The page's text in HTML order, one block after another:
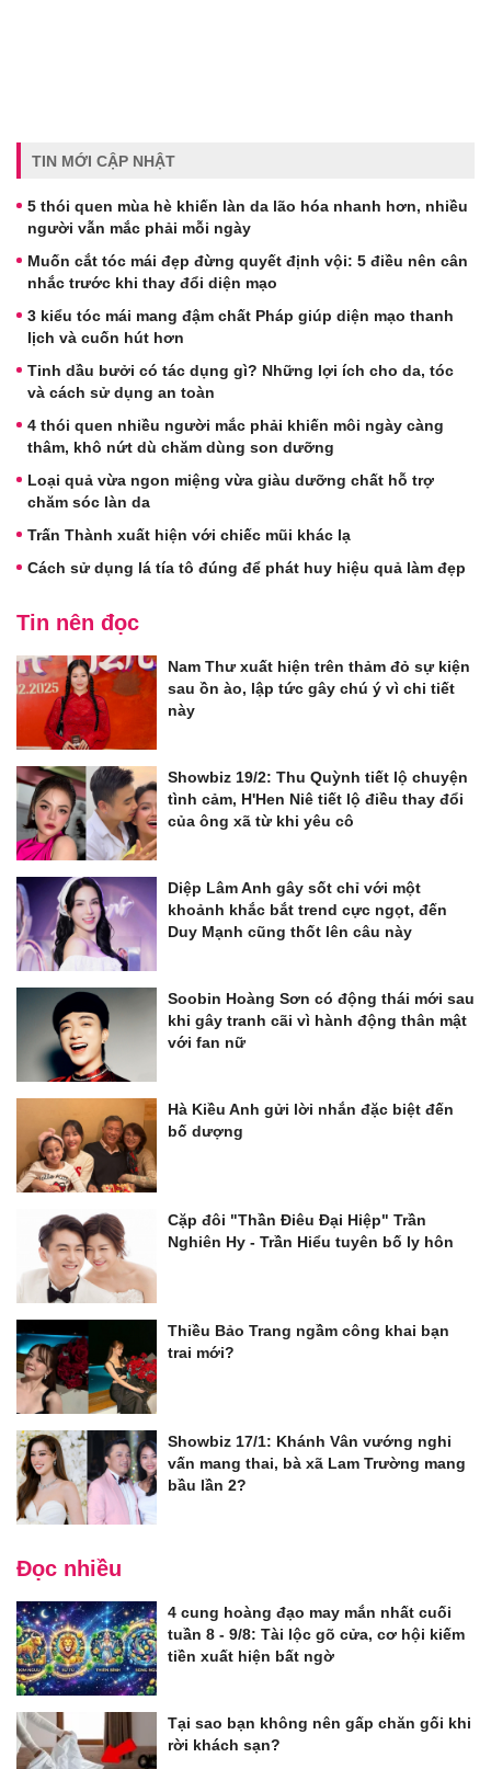
TIN MỚI CẬP NHẬT
5 thói quen mùa hè khiến làn da lão hóa nhanh hơn, nhiều
người vẫn mắc phải mỗi ngày
Muốn cắt tóc mái đẹp đừng quyết định vội: 5 điều nên cân
nhắc trước khi thay đổi diện mạo
3 kiểu tóc mái mang đậm chất Pháp giúp diện mạo thanh
lịch và cuốn hút hơn
Tinh dầu bưởi có tác dụng gì? Những lợi ích cho da, tóc
và cách sử dụng an toàn
4 thói quen nhiều người mắc phải khiến môi ngày càng
thâm, khô nứt dù chăm dùng son dưỡng
Loại quả vừa ngon miệng vừa giàu dưỡng chất hỗ trợ
chăm sóc làn da
Trấn Thành xuất hiện với chiếc mũi khác lạ
Cách sử dụng lá tía tô đúng để phát huy hiệu quả làm đẹp
Tin nên đọc
Nam Thư xuất hiện trên thảm đỏ sự kiện
sau ồn ào, lập tức gây chú ý vì chi tiết
này
Showbiz 19/2: Thu Quỳnh tiết lộ chuyện
tình cảm, H'Hen Niê tiết lộ điều thay đổi
của ông xã từ khi yêu cô
Diệp Lâm Anh gây sốt chỉ với một
khoảnh khắc bắt trend cực ngọt, đến
Duy Mạnh cũng thốt lên câu này
Soobin Hoàng Sơn có động thái mới sau
khi gây tranh cãi vì hành động thân mật
với fan nữ
Hà Kiều Anh gửi lời nhắn đặc biệt đến
bố dượng
Cặp đôi "Thần Điêu Đại Hiệp" Trần
Nghiên Hy - Trần Hiểu tuyên bố ly hôn
Thiều Bảo Trang ngầm công khai bạn
trai mới?
Showbiz 17/1: Khánh Vân vướng nghi
vấn mang thai, bà xã Lam Trường mang
bầu lần 2?
Đọc nhiều
4 cung hoàng đạo may mắn nhất cuối
tuần 8 - 9/8: Tài lộc gõ cửa, cơ hội kiếm
tiền xuất hiện bất ngờ
Tại sao bạn không nên gấp chăn gối khi
rời khách sạn?